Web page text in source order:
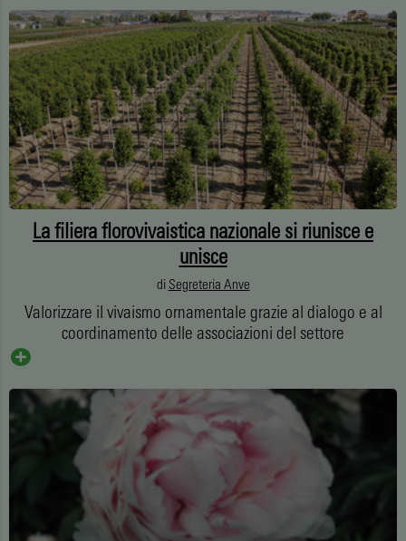
La filiera florovivaistica nazionale si riunisce e
unisce
di Segreteria Anve
Valorizzare il vivaismo ornamentale grazie al dialogo e al
coordinamento delle associazioni del settore